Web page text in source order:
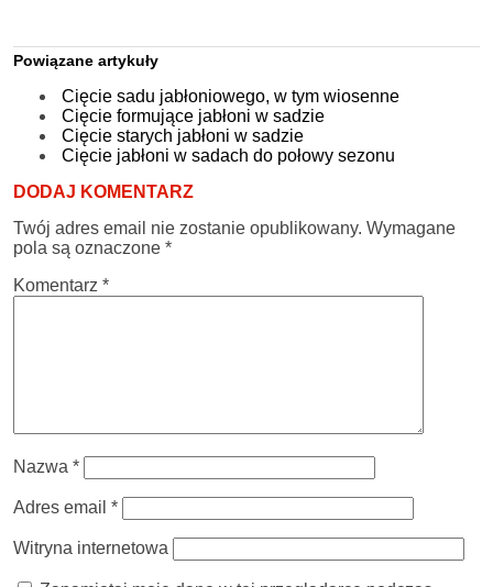
Powiązane artykuły
Cięcie sadu jabłoniowego, w tym wiosenne
Cięcie formujące jabłoni w sadzie
Cięcie starych jabłoni w sadzie
Cięcie jabłoni w sadach do połowy sezonu
DODAJ KOMENTARZ
Twój adres email nie zostanie opublikowany. Wymagane
pola są oznaczone *
Komentarz *
Nazwa *
Adres email *
Witryna internetowa